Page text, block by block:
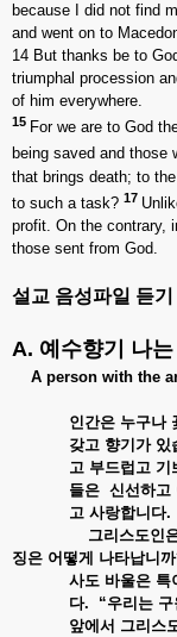
because I did not find
and went on to
14 But thanks be to
triumphal procession
of him everywhere.
15 For we are to God
being saved and those
that brings death; to
to such a task? 17
profit. On the contrary,
those sent from God.
설교 음성파일 듣기
A. 예수향기 나는
A person with the
인간은 누구나
갖고 향기가 있
고 부드럽고 기
들은 신선하고
고 사랑합니다.
그리스도인
징은 어떻게 나타납니
사도 바울은 특
다. “우리는 구
앞에서 그리스